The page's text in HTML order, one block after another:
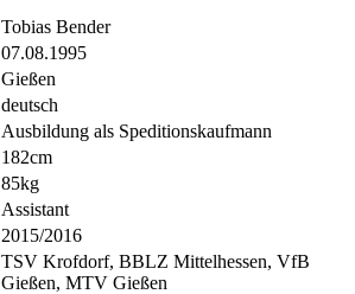
Tobias Bender
07.08.1995
Gießen
deutsch
Ausbildung als Speditionskaufmann
182cm
85kg
Assistant
2015/2016
TSV Krofdorf, BBLZ Mittelhessen, VfB
Gießen, MTV Gießen